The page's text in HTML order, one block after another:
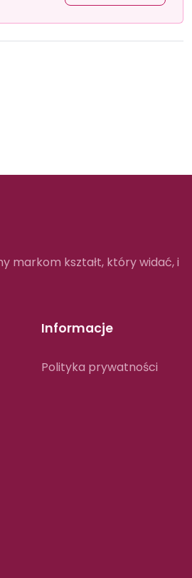
markom kształt, który widać, i
Informacje
Polityka prywatności